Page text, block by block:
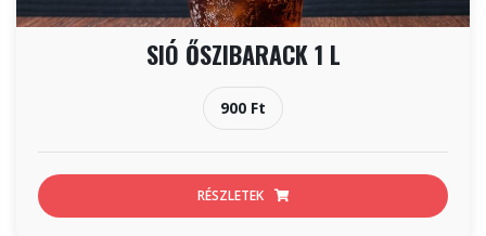
SIÓ ŐSZIBARACK 1 L
900 Ft
RÉSZLETEK